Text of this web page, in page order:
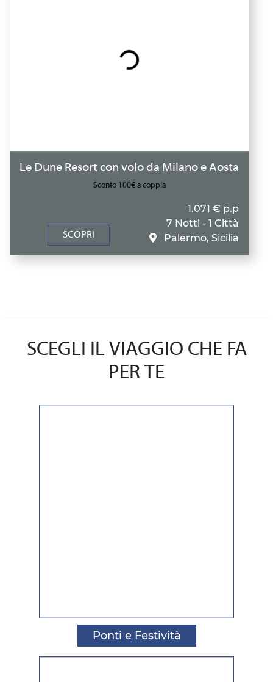
Le Dune Resort con volo da Milano e Aosta
Sconto 100€ a coppia
SCOPRI
1.071 € p.p
7 Notti - 1 Città
Palermo, Sicilia
SCEGLI IL VIAGGIO CHE FA
PER TE
Ponti e Festività